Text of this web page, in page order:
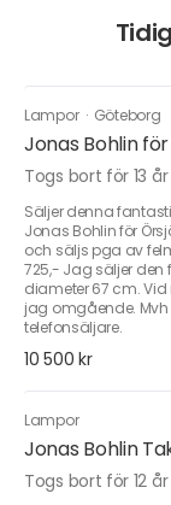
Lampor · Göteborg
Jonas Bohlin
Togs bort för 13
Säljer denna
Jonas Bohlin för
och säljs pga av
725,- Jag säljer den
diameter 67 cm.
jag omgående.
telefonsäljare.
10 500 kr
Lampor
Jonas Bohlin
Togs bort för 12